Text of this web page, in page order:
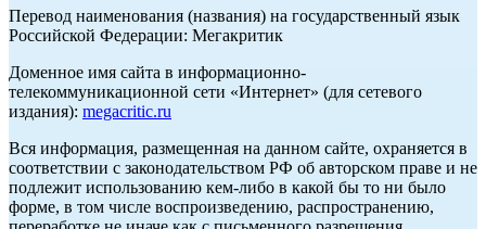
Перевод наименования (названия) на государственный язык
Российской Федерации: Мегакритик
Доменное имя сайта в информационно-
телекоммуникационной сети «Интернет» (для сетевого
издания): megacritic.ru
Вся информация, размещенная на данном сайте, охраняется в
соответствии с законодательством РФ об авторском праве и не
подлежит использованию кем-либо в какой бы то ни было
форме, в том числе воспроизведению, распространению,